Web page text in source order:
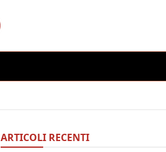
ARTICOLI RECENTI